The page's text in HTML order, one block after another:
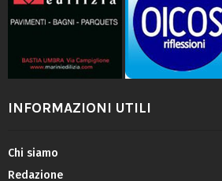
INFORMAZIONI UTILI
Chi siamo
Redazione